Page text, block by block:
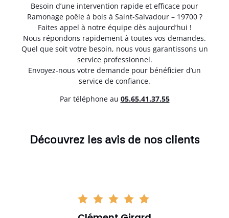
Besoin d’une intervention rapide et efficace pour
Ramonage poêle à bois à Saint-Salvadour – 19700 ?
Faites appel à notre équipe dès aujourd’hui !
Nous répondons rapidement à toutes vos demandes.
Quel que soit votre besoin, nous vous garantissons un
service professionnel.
Envoyez-nous votre demande pour bénéficier d’un
service de confiance.
Par téléphone au 05.65.41.37.55
Découvrez les avis de nos clients